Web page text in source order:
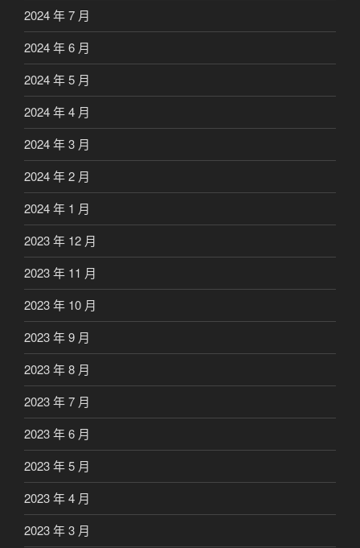
2024 年 7 月
2024 年 6 月
2024 年 5 月
2024 年 4 月
2024 年 3 月
2024 年 2 月
2024 年 1 月
2023 年 12 月
2023 年 11 月
2023 年 10 月
2023 年 9 月
2023 年 8 月
2023 年 7 月
2023 年 6 月
2023 年 5 月
2023 年 4 月
2023 年 3 月